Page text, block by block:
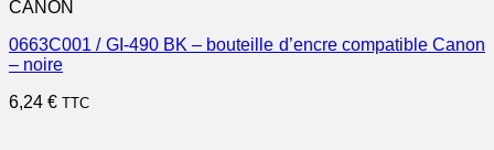
CANON
0663C001 / GI-490 BK – bouteille d’encre compatible Canon
– noire
6,24 € TTC